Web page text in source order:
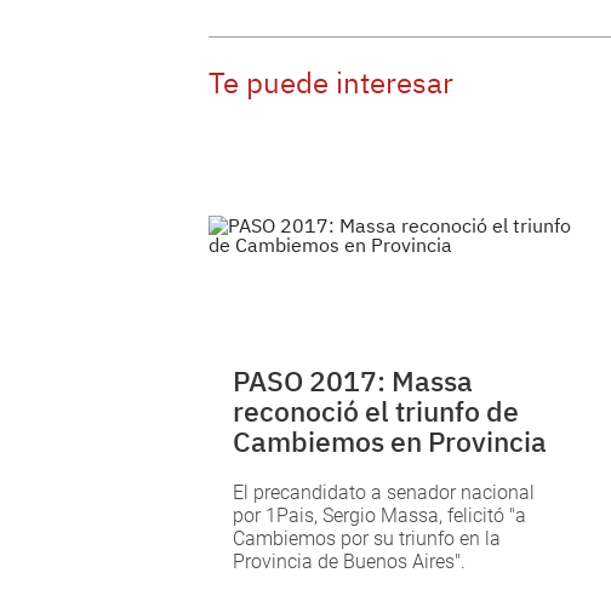
Te puede interesar
PASO 2017: Massa
reconoció el triunfo de
Cambiemos en Provincia
El precandidato a senador nacional
por 1Pais, Sergio Massa, felicitó "a
Cambiemos por su triunfo en la
Provincia de Buenos Aires".